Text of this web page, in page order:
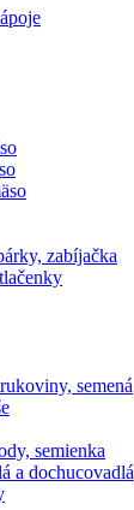
zabíjačka
semená
semienka
a dochucovadlá